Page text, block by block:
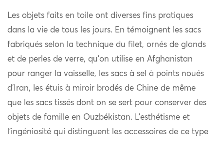
Les objets faits en toile ont diverses fins pratiques
dans la vie de tous les jours. En témoignent les sacs
fabriqués selon la technique du filet, ornés de glands
et de perles de verre, qu’on utilise en Afghanistan
pour ranger la vaisselle, les sacs à sel à points noués
d’Iran, les étuis à miroir brodés de Chine de même
que les sacs tissés dont on se sert pour conserver des
objets de famille en Ouzbékistan. L’esthétisme et
l’ingéniosité qui distinguent les accessoires de ce type